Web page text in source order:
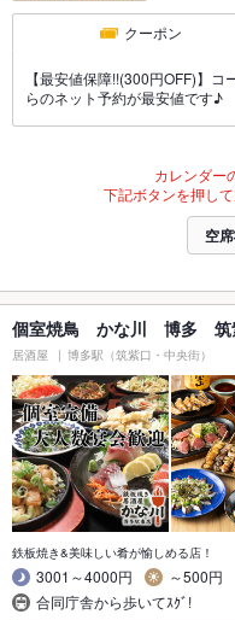
クーポン
【最安値保障!!(300円OFF)】
らのネット予約が最安値です♪
カレンダー
下記ボタンを押し
空
個室焼鳥 かな川 博多 筑
居酒屋 博多駅（筑紫口・中央街）
鉄板焼き&美味しい肴が愉しめる店！
3001～4000円
～500円
合同庁舎から歩いてｽｸﾞ!